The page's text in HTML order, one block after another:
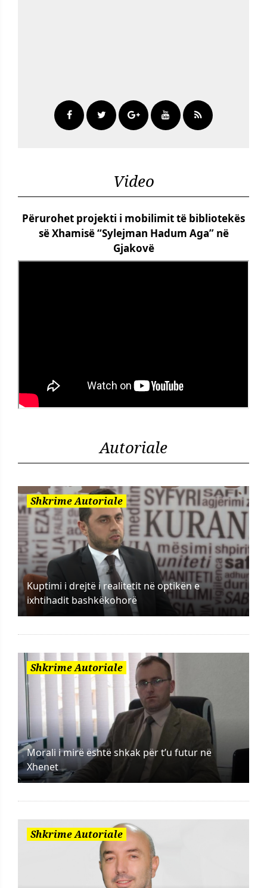
Video
Përurohet projekti i mobilimit të bibliotekës
së Xhamisë “Sylejman Hadum Aga” në
Gjakovë
Autoriale
Shkrime Autoriale
Kuptimi i drejtë i realitetit në optikën e
ixhtihadit bashkëkohorë
Shkrime Autoriale
Morali i mirë është shkak për t’u futur në
Xhenet
Shkrime Autoriale